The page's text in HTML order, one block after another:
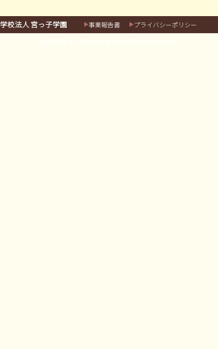
学校法人 宮っ子学園 事業報告書 プライバシーポリシー